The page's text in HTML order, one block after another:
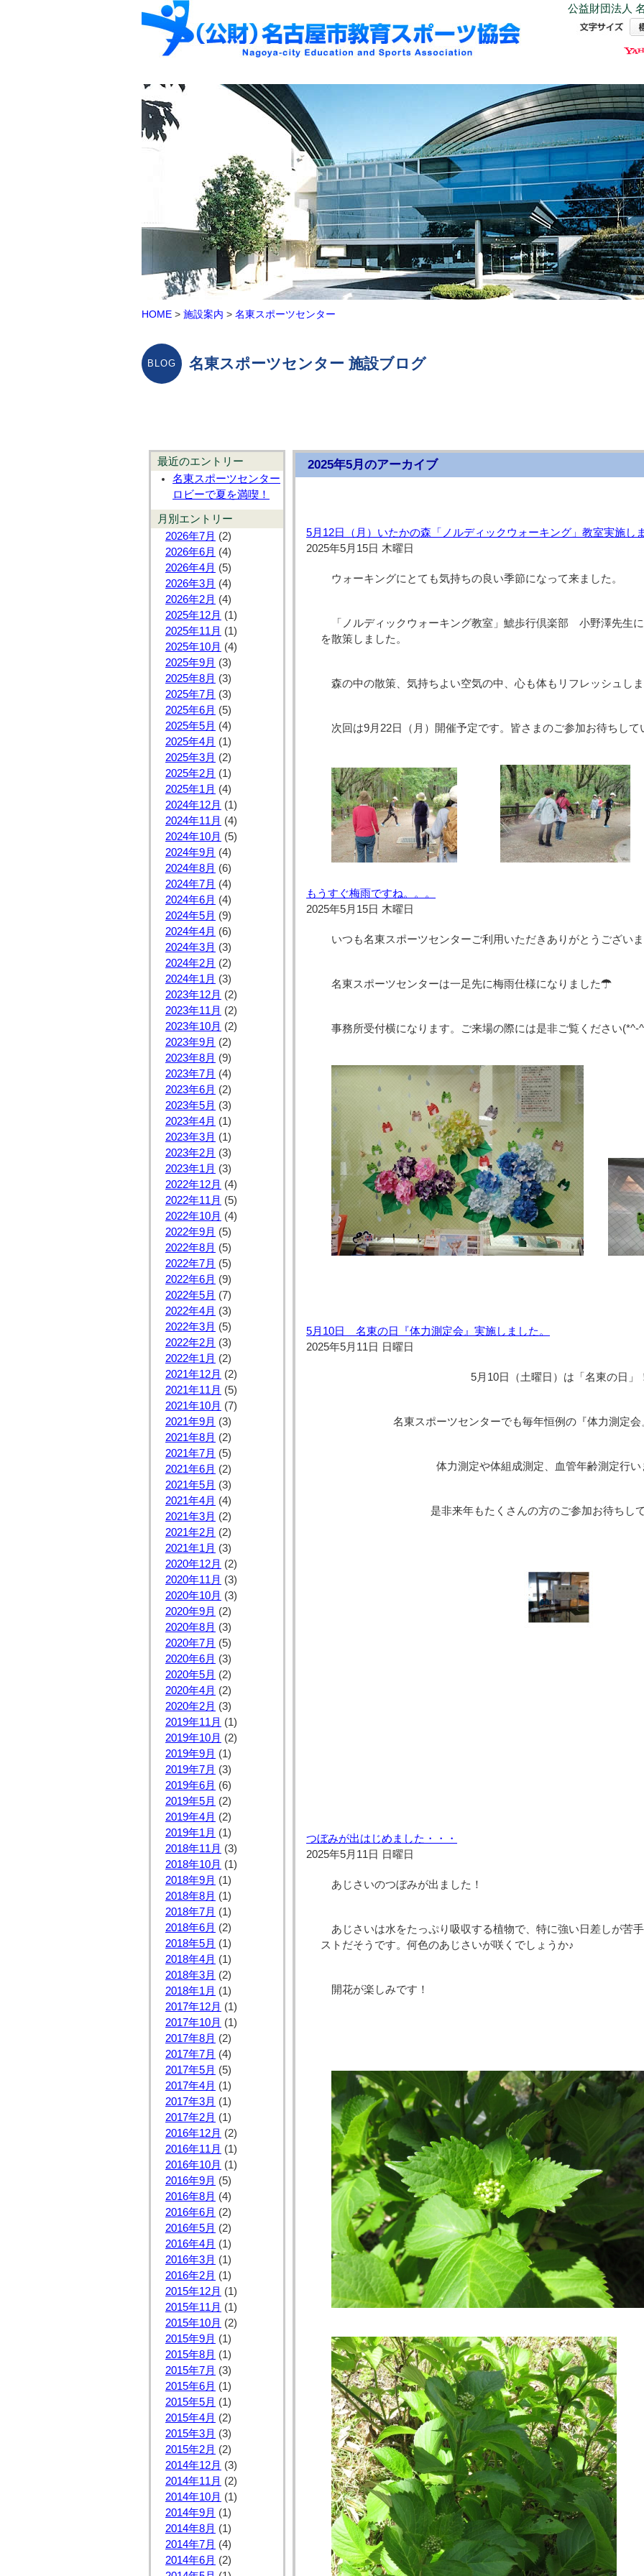
公益財団法人
HOME > 施設案内 > 名東スポーツセンター
名東スポーツセンター 施設ブログ
最近のエントリー
名東スポーツセンター
ロビーで夏を満喫！
月別エントリー
2026年7月 (2)
2026年6月 (4)
2026年4月 (5)
2026年3月 (4)
2026年2月 (4)
2025年12月 (1)
2025年11月 (1)
2025年10月 (4)
2025年9月 (3)
2025年8月 (3)
2025年7月 (3)
2025年6月 (5)
2025年5月 (4)
2025年4月 (1)
2025年3月 (2)
2025年2月 (1)
2025年1月 (4)
2024年12月 (1)
2024年11月 (4)
2024年10月 (5)
2024年9月 (4)
2024年8月 (6)
2024年7月 (4)
2024年6月 (4)
2024年5月 (9)
2024年4月 (6)
2024年3月 (3)
2024年2月 (2)
2024年1月 (3)
2023年12月 (2)
2023年11月 (2)
2023年10月 (2)
2023年9月 (2)
2023年8月 (9)
2023年7月 (4)
2023年6月 (2)
2023年5月 (3)
2023年4月 (1)
2023年3月 (1)
2023年2月 (3)
2023年1月 (3)
2022年12月 (4)
2022年11月 (5)
2022年10月 (4)
2022年9月 (5)
2022年8月 (5)
2022年7月 (5)
2022年6月 (9)
2022年5月 (7)
2022年4月 (3)
2022年3月 (5)
2022年2月 (3)
2022年1月 (2)
2021年12月 (2)
2021年11月 (5)
2021年10月 (7)
2021年9月 (3)
2021年8月 (2)
2021年7月 (5)
2021年6月 (2)
2021年5月 (3)
2021年4月 (4)
2021年3月 (2)
2021年2月 (2)
2021年1月 (3)
2020年12月 (2)
2020年11月 (3)
2020年10月 (3)
2020年9月 (2)
2020年8月 (3)
2020年7月 (5)
2020年6月 (3)
2020年5月 (2)
2020年4月 (2)
2020年2月 (3)
2019年11月 (1)
2019年10月 (2)
2019年9月 (1)
2019年7月 (3)
2019年6月 (6)
2019年5月 (2)
2019年4月 (2)
2019年1月 (1)
2018年11月 (3)
2018年10月 (1)
2018年9月 (1)
2018年8月 (1)
2018年7月 (1)
2018年6月 (2)
2018年5月 (1)
2018年4月 (1)
2018年3月 (2)
2018年1月 (1)
2017年12月 (1)
2017年10月 (1)
2017年8月 (2)
2017年7月 (4)
2017年5月 (5)
2017年4月 (1)
2017年3月 (1)
2017年2月 (1)
2016年12月 (2)
2016年11月 (1)
2016年10月 (1)
2016年9月 (5)
2016年8月 (4)
2016年6月 (2)
2016年5月 (2)
2016年4月 (1)
2016年3月 (1)
2016年2月 (1)
2015年12月 (1)
2015年11月 (1)
2015年10月 (2)
2015年9月 (1)
2015年8月 (1)
2015年7月 (3)
2015年6月 (1)
2015年5月 (1)
2015年4月 (2)
2015年3月 (3)
2015年2月 (2)
2014年12月 (3)
2014年11月 (2)
2014年10月 (1)
2014年9月 (1)
2014年8月 (1)
2014年7月 (4)
2014年6月 (2)
2025年5月のアーカイブ
5月12日（月）いたかの森「ノルディックウォーキング」教室実施し
2025年5月15日 木曜日
ウォーキングにとても気持ちの良い季節になって来ました。
「ノルディックウォーキング教室」鯱歩行倶楽部 小野澤先生
を散策しました。
森の中の散策、気持ちよい空気の中、心も体もリフレッシュし
次回は9月22日（月）開催予定です。皆さまのご参加お待ちして
もうすぐ梅雨ですね。。。
2025年5月15日 木曜日
いつも名東スポーツセンターご利用いただきありがとうござい
名東スポーツセンターは一足先に梅雨仕様になりました☂
事務所受付横になります。ご来場の際には是非ご覧ください(*^-
5月10日 名東の日『体力測定会』実施しました。
2025年5月11日 日曜日
5月10日（土曜日）は「名東の日」
名東スポーツセンターでも毎年恒例の『体力測定
体力測定や体組成測定、血管年齢測定行い
是非来年もたくさんの方のご参加お待ちし
つぼみが出はじめました・・・
2025年5月11日 日曜日
あじさいのつぼみが出ました！
あじさいは水をたっぷり吸収する植物で、特に強い日差しが苦
ストだそうです。何色のあじさいが咲くでしょうか♪
開花が楽しみです！